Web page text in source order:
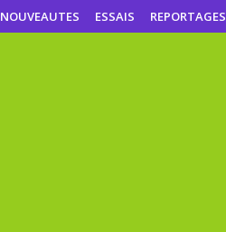
NOUVEAUTES ESSAIS REPORTAGES